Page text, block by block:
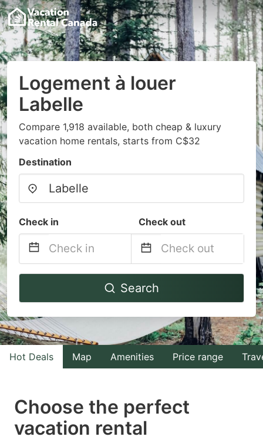
Logement à louer
Labelle
Compare 1,918 available, both cheap & luxury
vacation home rentals, starts from C$32
Destination
Check in Check out
Navigate
to
interact
with
the
select
a
Navigate
to
interact
with
the
select
Search
Hot Deals Map Amenities Price range
Choose the perfect
vacation rental